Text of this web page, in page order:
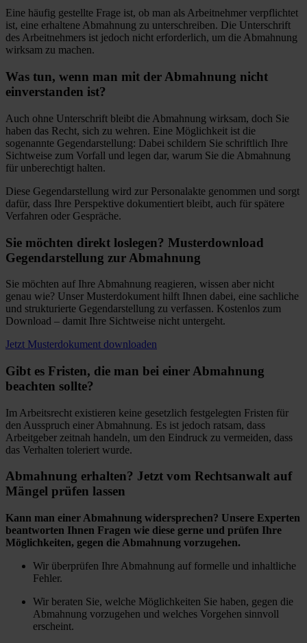
Eine häufig gestellte Frage ist, ob man als Arbeitnehmer verpflichtet
ist, eine erhaltene Abmahnung zu unterschreiben. Die Unterschrift
des Arbeitnehmers ist jedoch nicht erforderlich, um die Abmahnung
wirksam zu machen.
Was tun, wenn man mit der Abmahnung nicht
einverstanden ist?
Auch ohne Unterschrift bleibt die Abmahnung wirksam, doch Sie
haben das Recht, sich zu wehren. Eine Möglichkeit ist die
sogenannte Gegendarstellung: Dabei schildern Sie schriftlich Ihre
Sichtweise zum Vorfall und legen dar, warum Sie die Abmahnung
für unberechtigt halten.
Diese Gegendarstellung wird zur Personalakte genommen und sorgt
dafür, dass Ihre Perspektive dokumentiert bleibt, auch für spätere
Verfahren oder Gespräche.
Sie möchten direkt loslegen? Musterdownload
Gegendarstellung zur Abmahnung
Sie möchten auf Ihre Abmahnung reagieren, wissen aber nicht
genau wie? Unser Musterdokument hilft Ihnen dabei, eine sachliche
und strukturierte Gegendarstellung zu verfassen. Kostenlos zum
Download – damit Ihre Sichtweise nicht untergeht.
Jetzt Musterdokument downloaden
Gibt es Fristen, die man bei einer Abmahnung
beachten sollte?
Im Arbeitsrecht existieren keine gesetzlich festgelegten Fristen für
den Ausspruch einer Abmahnung. Es ist jedoch ratsam, dass
Arbeitgeber zeitnah handeln, um den Eindruck zu vermeiden, dass
das Verhalten toleriert wurde.
Abmahnung erhalten? Jetzt vom Rechtsanwalt auf
Mängel prüfen lassen
Kann man einer Abmahnung widersprechen? Unsere Experten
beantworten Ihnen Fragen wie diese gerne und prüfen Ihre
Möglichkeiten, gegen die Abmahnung vorzugehen.
Wir überprüfen Ihre Abmahnung auf formelle und inhaltliche
Fehler.
Wir beraten Sie, welche Möglichkeiten Sie haben, gegen die
Abmahnung vorzugehen und welches Vorgehen sinnvoll
erscheint.